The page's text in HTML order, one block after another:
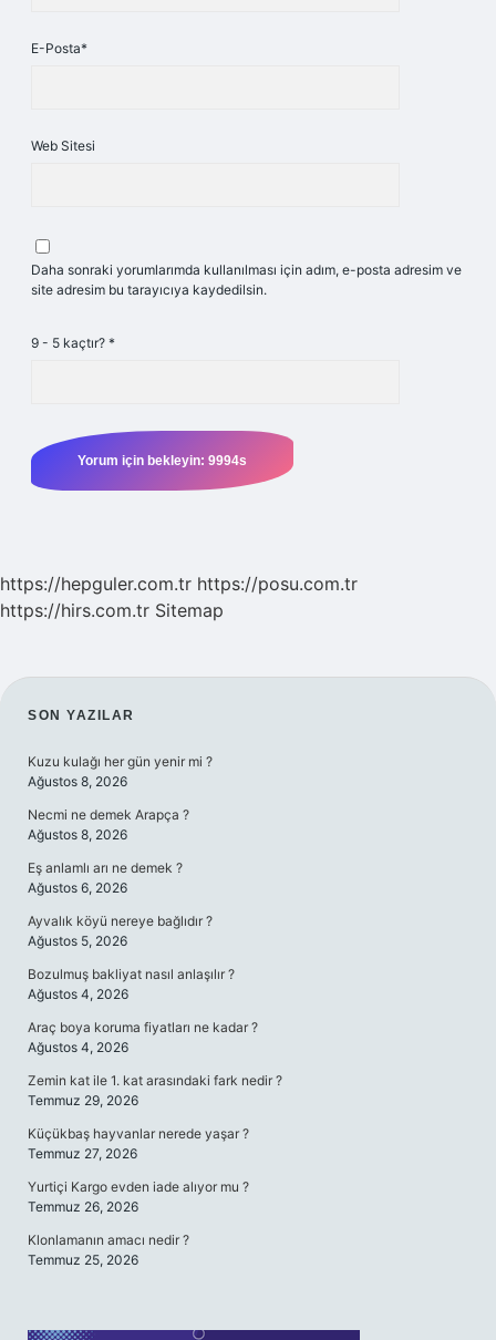
E-Posta*
Web Sitesi
Daha sonraki yorumlarımda kullanılması için adım, e-posta adresim ve
site adresim bu tarayıcıya kaydedilsin.
9 - 5 kaçtır? *
https://hepguler.com.tr https://posu.com.tr
https://hirs.com.tr Sitemap
SIDEBAR
SON YAZILAR
Kuzu kulağı her gün yenir mi ?
Ağustos 8, 2026
Necmi ne demek Arapça ?
Ağustos 8, 2026
Eş anlamlı arı ne demek ?
Ağustos 6, 2026
Ayvalık köyü nereye bağlıdır ?
Ağustos 5, 2026
Bozulmuş bakliyat nasıl anlaşılır ?
Ağustos 4, 2026
Araç boya koruma fiyatları ne kadar ?
Ağustos 4, 2026
Zemin kat ile 1. kat arasındaki fark nedir ?
Temmuz 29, 2026
Küçükbaş hayvanlar nerede yaşar ?
Temmuz 27, 2026
Yurtiçi Kargo evden iade alıyor mu ?
Temmuz 26, 2026
Klonlamanın amacı nedir ?
Temmuz 25, 2026